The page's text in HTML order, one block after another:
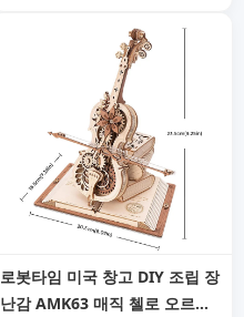
로봇타임 미국 창고 DIY 조립 장
난감 AMK63 매직 첼로 오르골